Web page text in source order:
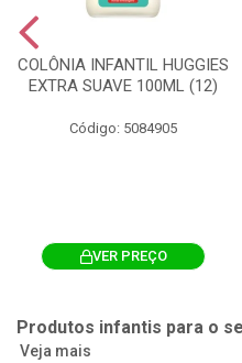
COLÔNIA INFANTIL HUGGIES
EXTRA SUAVE 100ML (12)
Código: 5084905
VER PREÇO
Produtos infantis para o
Veja mais